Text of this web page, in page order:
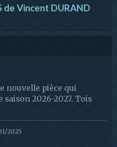
de Vincent DURAND
nouvelle pièce qui
2026-2027. Tois
2025